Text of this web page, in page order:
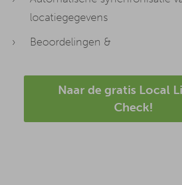
locatiegegevens
Beoordelingen &
Naar de gratis Local
Check!